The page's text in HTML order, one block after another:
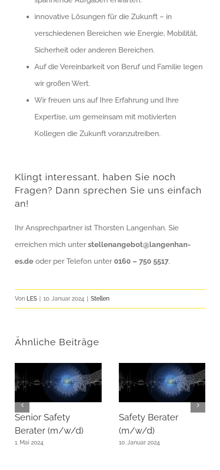
innovative Lösungen für die Zukunft – in
verschiedenen Bereichen wie Energie, Mobilität,
Sicherheit oder anderen Bereichen.
Auf die Vereinbarkeit von Beruf und Familie legen
wir großen Wert.
Wir freuen uns auf Ihre Erfahrung und Ihre
Expertise, um gemeinsam mit motivierten
Kollegen die Zukunft voranzutreiben.
Klingt interessant, haben Sie noch
Fragen? Dann sprechen Sie uns einfach
an!
Ihr Ansprechpartner ist Thorsten Langenhan. Sie
erreichen mich unterstellenangebot@langenhan-
es.deoder per Telefon unter0160 – 750 5517.
Von LES 10. Januar 2024 Stellen
Ähnliche Beiträge
Senior Safety
Berater (m/w/d)
1. Mai 2024
Safety Berater
(m/w/d)
10. Januar 2024